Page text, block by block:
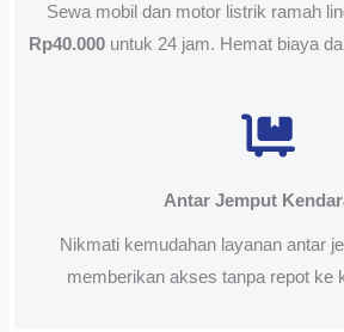
Sewa mobil dan motor listrik ramah
Rp40.000untuk 24 jam. Hemat biaya
Antar Jemput
Nikmati kemudahan layanan antar
memberikan akses tanpa repot ke